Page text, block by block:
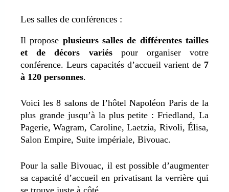
Les salles de conférences :
Il propose plusieurs salles de différentes tailles
et de décors variéspour organiser votre
conférence. Leurs capacités d’accueil varient de 7
à 120 personnes.
Voici les 8 salons de l’hôtel Napoléon Paris de la
plus grande jusqu’à la plus petite : Friedland, La
Pagerie, Wagram, Caroline, Laetzia, Rivoli, Élisa,
Salon Empire, Suite impériale, Bivouac.
Pour la salle Bivouac, il est possible d’augmenter
sa capacité d’accueil en privatisant la verrière qui
se trouve juste à côté.